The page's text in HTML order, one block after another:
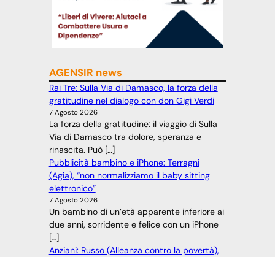
AGENSIR news
Rai Tre: Sulla Via di Damasco, la forza della
gratitudine nel dialogo con don Gigi Verdi
7 Agosto 2026
La forza della gratitudine: il viaggio di Sulla
Via di Damasco tra dolore, speranza e
rinascita. Può […]
Pubblicità bambino e iPhone: Terragni
(Agia), “non normalizziamo il baby sitting
elettronico”
7 Agosto 2026
Un bambino di un’età apparente inferiore ai
due anni, sorridente e felice con un iPhone
[…]
Anziani: Russo (Alleanza contro la povertà),